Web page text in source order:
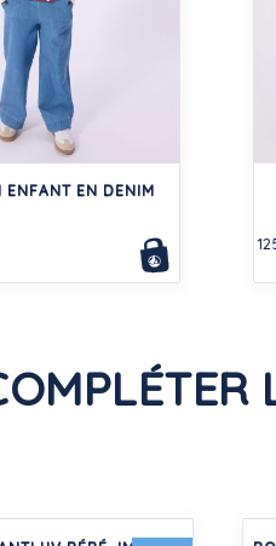
ENFANT EN DENIM